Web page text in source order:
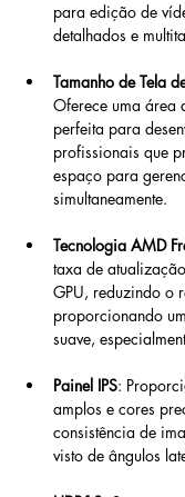
para edição de
detalhados e
Tamanho de Tela
Oferece uma área
perfeita para
profissionais que
espaço para
simultaneamente.
Tecnologia AMD
taxa de
GPU, reduzindo o
proporcionando
suave,
Painel IPS:
amplos e cores
consistência de
visto de ângulos